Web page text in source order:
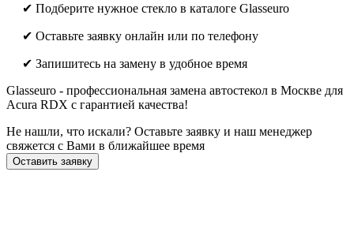
✔ Подберите нужное стекло в каталоге Glasseuro
✔ Оставьте заявку онлайн или по телефону
✔ Запишитесь на замену в удобное время
Glasseuro - профессиональная замена автостекол в Москве для
Acura RDX с гарантией качества!
Не нашли, что искали? Оставьте заявку и наш менеджер
свяжется с Вами в ближайшее время
Оставить заявку